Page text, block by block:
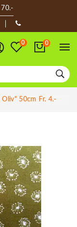
70.-
0 0
50cm Fr. 4.-